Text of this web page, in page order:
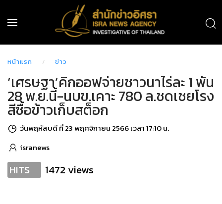
หน้าแรก ข่าว
‘เศรษฐา’คิกออฟจ่ายชาวนาไร่ละ 1 พัน
28 พ.ย.นี้-นบข.เคาะ 780 ล.ชดเชยโรง
สีซื้อข้าวเก็บสต็อก
วันพฤหัสบดี ที่ 23 พฤศจิกายน 2566 เวลา 17:10 น.
isranews
HITS 1472 views